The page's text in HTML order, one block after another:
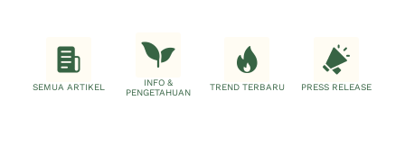
SEMUA ARTIKEL
INFO &
PENGETAHUAN
TREND TERBARU PRESS RELEASE